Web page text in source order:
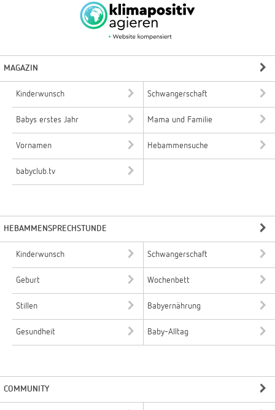
MAGAZIN
Kinderwunsch Schwangerschaft
Babys erstes Jahr Mama und Familie
Vornamen Hebammensuche
babyclub.tv
HEBAMMENSPRECHSTUNDE
Kinderwunsch Schwangerschaft
Geburt Wochenbett
Stillen Babyernährung
Gesundheit Baby-Alltag
COMMUNITY